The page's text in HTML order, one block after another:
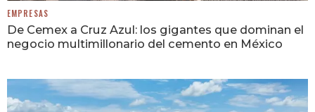
EMPRESAS
De Cemex a Cruz Azul: los gigantes que dominan el
negocio multimillonario del cemento en México